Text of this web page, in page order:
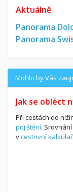
Aktuálně
Panorama
Panorama
Mohlo by Vás
Jak se obléct
Při cestách do
pojištění.
vcestovní